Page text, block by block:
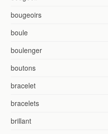
bougeoirs
boule
boulenger
boutons
bracelet
bracelets
brillant